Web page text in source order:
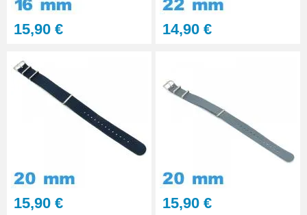
Kit Réparation Montre
Multifonction
23,90 €
15,90 € 14,90 €
15,90 € 15,90 €